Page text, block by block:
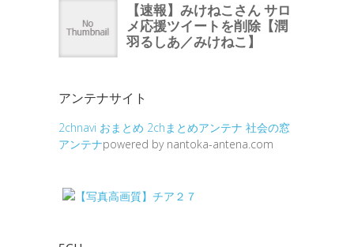
アンテナサイト
2chnavi おまとめ 2chまとめアンテナ 社会の窓
アンテナpowered by nantoka-antena.com